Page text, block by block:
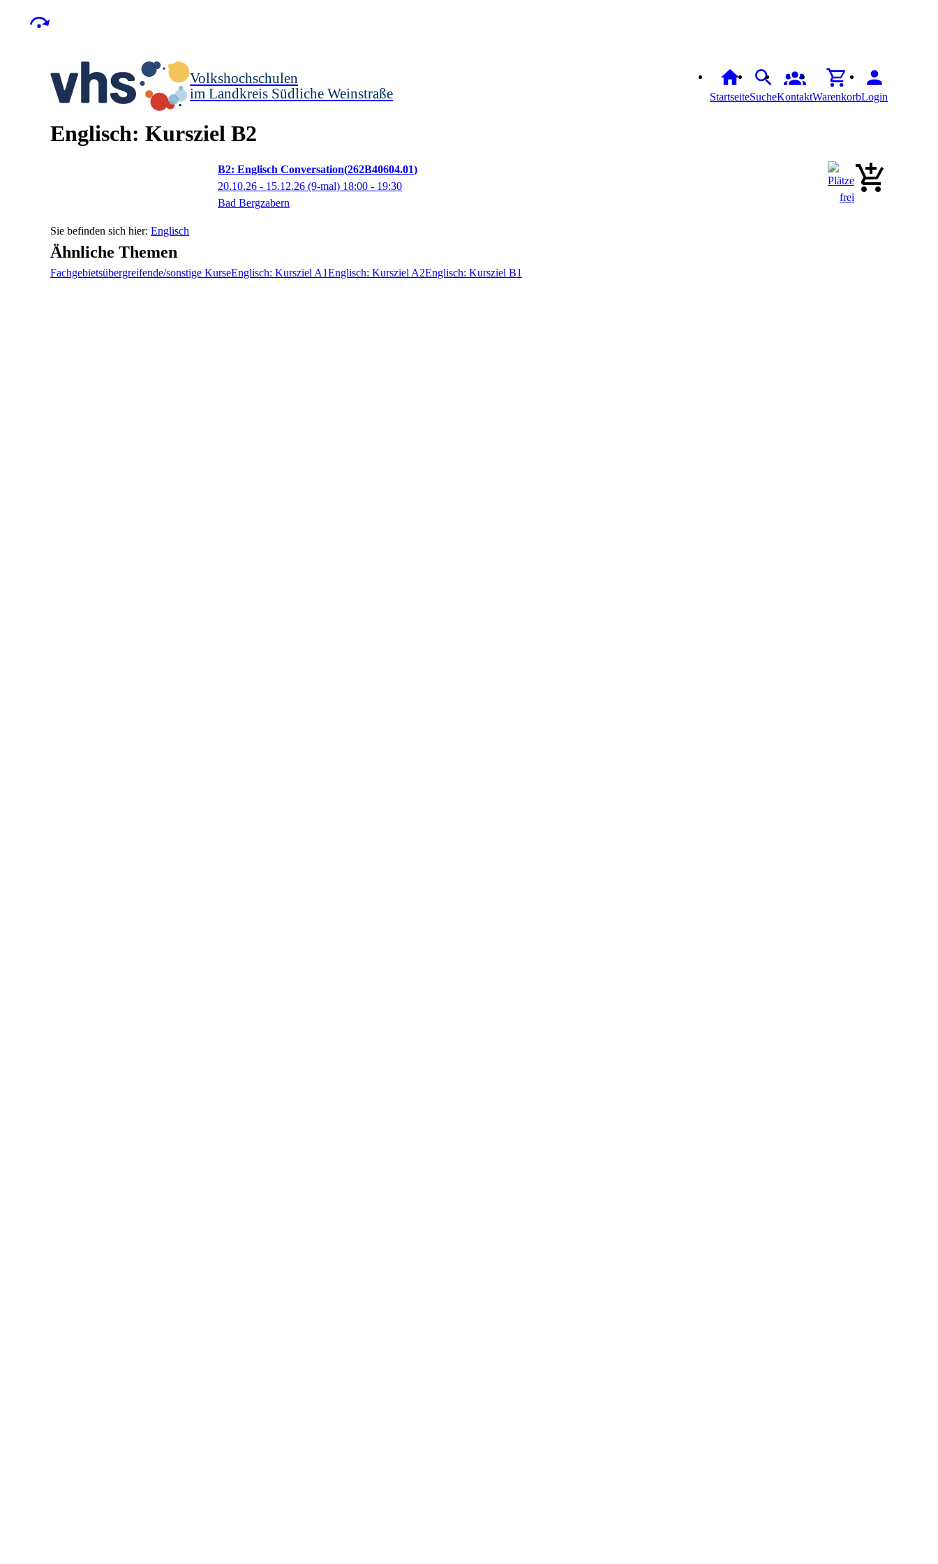
Volkshochschulen
im Landkreis Südliche Weinstraße
StartseiteSucheKontaktWarenkorbLogin
Englisch: Kursziel B2
B2: Englisch Conversation 262B40604.01
20.10.26 - 15.12.26 (9-mal) 18:00 - 19:30
Bad Bergzabern
Englisch
Ähnliche Themen
Fachgebietsübergreifende/sonstige KurseEnglisch: Kursziel A1Englisch: Kursziel A2Englisch: Kursziel B1